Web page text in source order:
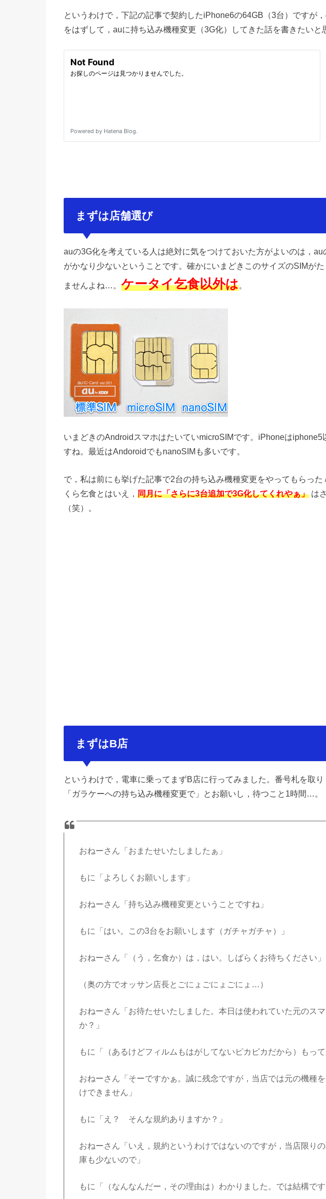
というわけで，下記の記事で契約したiPhone6の64GB（3台）ですが
をはずして，auに持ち込み機種変更（3G化）してきた話を書きたいと
まずは店舗選び
auの3G化を考えている人は絶対に気をつけておいた方がよいのは，
がかなり少ないということです。確かにいまどきこのサイズのSIMが
ませんよね…。 ケータイ乞食以外は。
いまどきのAndroidスマホはたいていmicroSIMです。iPhoneはiphone5
すね。最近はAndoroidでもnanoSIMも多いです。
で，私は前にも挙げた記事で2台の持ち込み機種変更をやってもらっ
くら乞食とはいえ， 同月に「さらに3台追加で3G化してくれやぁ」 は
（笑）。
まずはB店
というわけで，電車に乗ってまずB店に行ってみました。番号札を取
「ガラケーへの持ち込み機種変更で」とお願いし，待つこと1時間…。
おねーさん「おまたせいたしましたぁ」
もに「よろしくお願いします」
おねーさん「持ち込み機種変更ということですね」
もに「はい。この3台をお願いします（ガチャガチャ）」
おねーさん「（う，乞食か）は，はい。しばらくお待ちください」
（奥の方でオッサン店長とごにょごにょごにょ…）
おねーさん「お待たせいたしました。本日は使われていた元のス
か？」
もに「（あるけどフィルムもはがしてないピカピカだから）もって
おねーさん「そーですかぁ。誠に残念ですが，当店では元の機種
けできません」
もに「え？ そんな規約ありますか？」
おねーさん「いえ，規約というわけではないのですが，当店限り
庫も少ないので」
もに「（なんなんだー，その理由は）わかりました。では結構です